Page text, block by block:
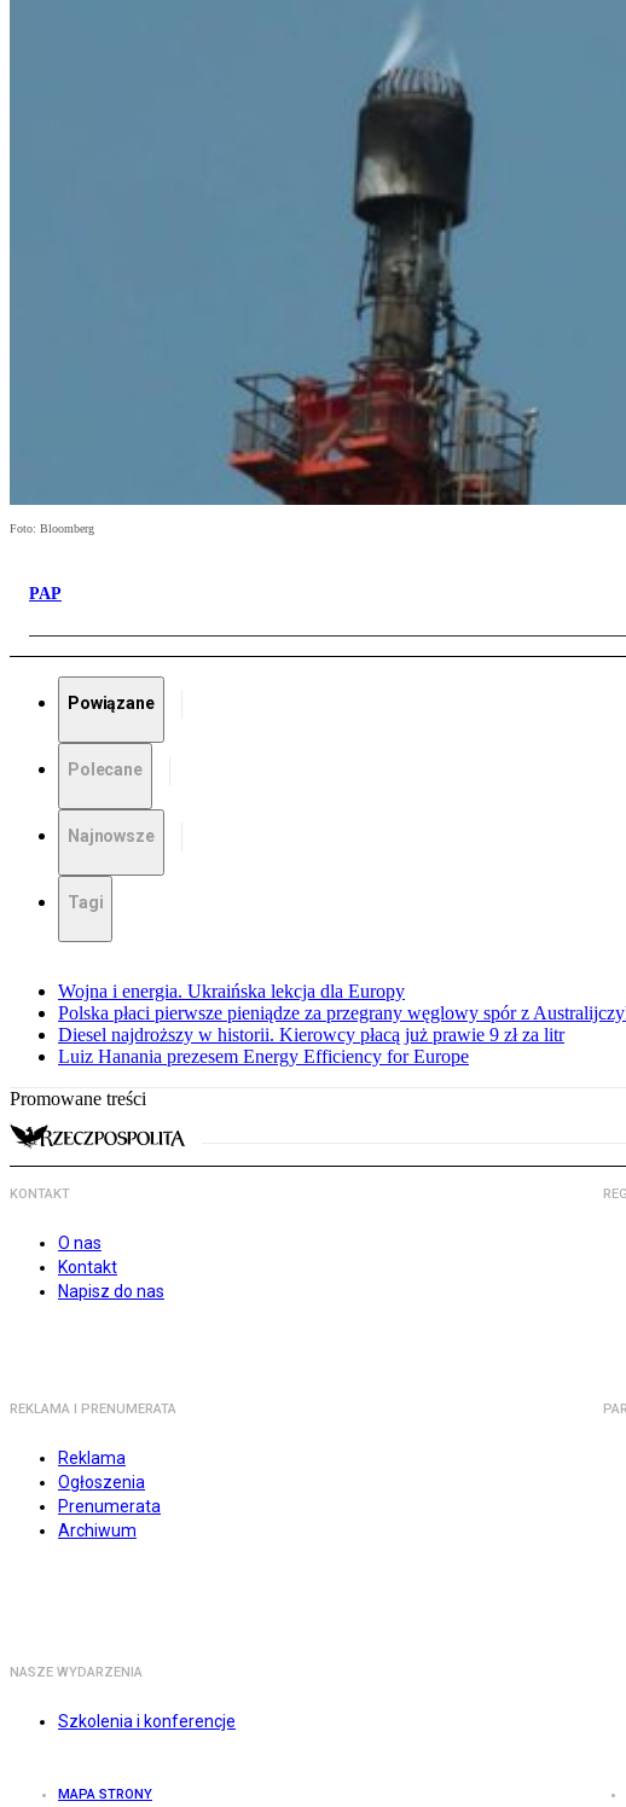
Foto: Bloomberg
PAP
Powiązane
Polecane
Najnowsze
Tagi
Wojna i energia. Ukraińska lekcja dla Europy
Polska płaci pierwsze pieniądze za przegrany węglowy spór z
Diesel najdroższy w historii. Kierowcy płacą już prawie 9 zł za litr
Luiz Hanania prezesem Energy Efficiency for Europe
Promowane treści
KONTAKT
O nas
Kontakt
Napisz do nas
REKLAMA I PRENUMERATA
Reklama
Ogłoszenia
Prenumerata
Archiwum
NASZE WYDARZENIA
Szkolenia i konferencje
MAPA STRONY